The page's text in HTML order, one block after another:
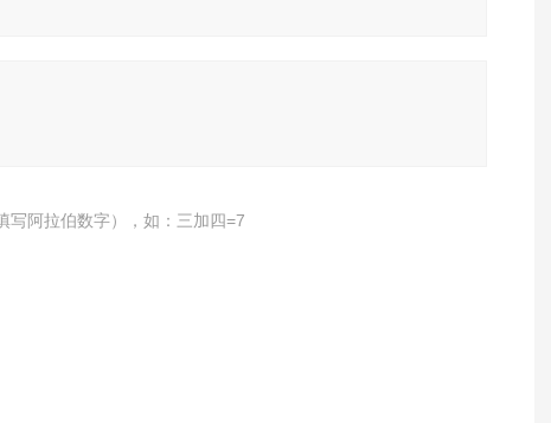
写阿拉伯数字），如：三加四=7